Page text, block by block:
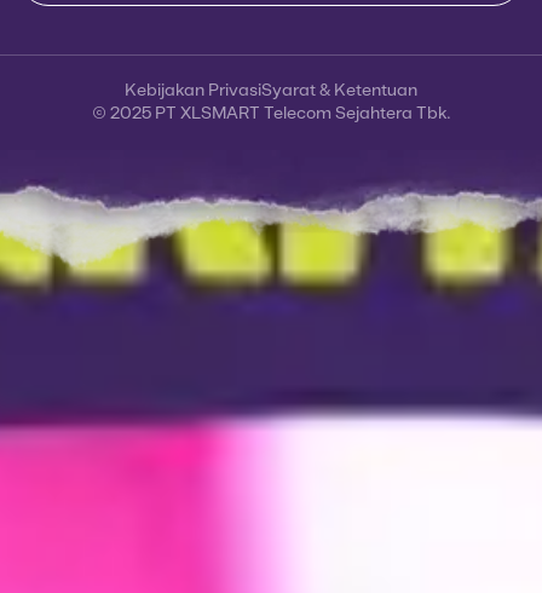
© 2025 PT XLSMART Telecom Sejahtera Tbk.
Kebijakan PrivasiSyarat & Ketentuan